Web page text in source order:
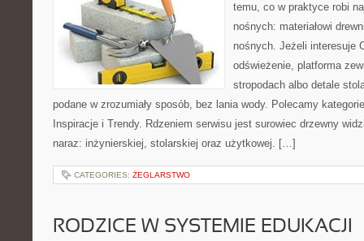
temu, co w praktyce robi
nośnych: materiałowi
nośnych. Jeżeli interesuje
odświeżenie, platforma
stropodach albo detale
podane w zrozumiały sposób, bez lania wody. Polecamy
Inspiracje i Trendy. Rdzeniem serwisu jest surowiec drzewny
naraz: inżynierskiej, stolarskiej oraz użytkowej. […]
CATEGORIES: ŻEGLARSTWO
RODZICE W SYSTEMIE EDUKACJI